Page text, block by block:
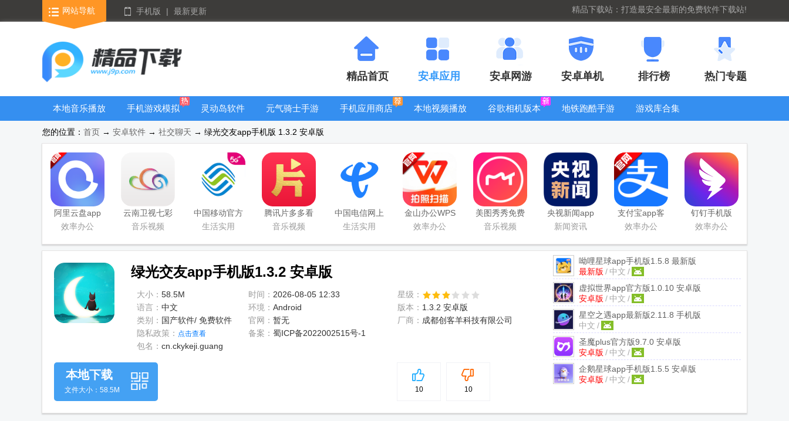
网站导航 手机版 | 最新更新 精品下载站：打造最安全最新的免费软件下载站!
精品首页 安卓应用 安卓网游 安卓单机 排行榜 热门专题
本地音乐播放
手机游戏模拟
器安卓版合集
灵动岛软件
元气骑士手游
手机应用商店
本地视频播放
谷歌相机版本
地铁跑酷手游
游戏库合集
看器
您的位置： 首页 → 安卓软件 → 社交聊天 → 绿光交友app手机版 1.3.2 安卓版
阿里云盘app
官方版
效率办公
云南卫视七彩
云端app
音乐视频
中国移动官方
营业厅
生活实用
腾讯片多多看
剧官方正版
音乐视频
中国电信网上
营业厅
生活实用
金山办公WPS
Office手机官
效率办公
美图秀秀免费
无限制vip版
音乐视频
央视新闻app
移动版客户端
新闻资讯
支付宝app客
户端
效率办公
钉钉手机版
app
效率办公
绿光交友app手机版1.3.2 安卓版
大小： 58.5M 时间： 2026-08-05 12:33
星级：
语言： 中文 环境： Android 版本： 1.3.2 安卓版
类别： 国产软件/ 免费软件 官网： 暂无 厂商： 成都创客羊科技有限公司
隐私政策： 点击查看 备案： 蜀ICP备2022002515号-1
包名： cn.ckykeji.guang
呦哩星球app手机版1.5.8 最新版
最新版 / 中文 /
虚拟世界app官方版1.0.10 安卓版
安卓版 / 中文 /
星空之遇app最新版2.11.8 手机版
中文 /
圣魔plus官方版9.7.0 安卓版
安卓版 / 中文 /
企鹅星球app手机版1.5.5 安卓版
安卓版 / 中文 /
5
10 10
本地下载
文件大小：58.5M